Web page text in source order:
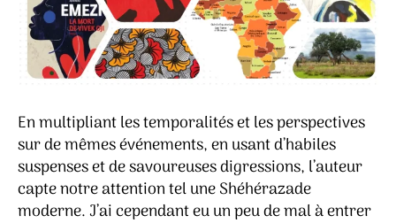
En multipliant les temporalités et les perspectives
sur de mêmes événements, en usant d’habiles
suspenses et de savoureuses digressions, l’auteur
capte notre attention tel une Shéhérazade
moderne. J’ai cependant eu un peu de mal à entrer